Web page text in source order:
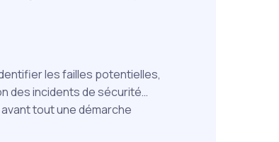
les failles potentielles,
des incidents de sécurité…
tout une démarche